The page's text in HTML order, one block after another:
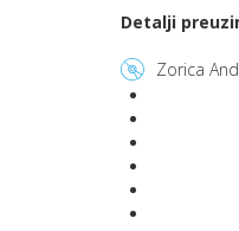
Detalji
Zorica